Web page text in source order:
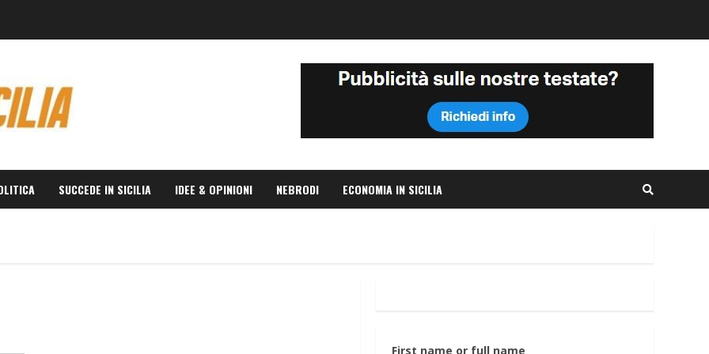
SUCCEDE IN SICILIA IDEE & OPINIONI NEBRODI ECONOMIA IN SICILIA
First name or full name